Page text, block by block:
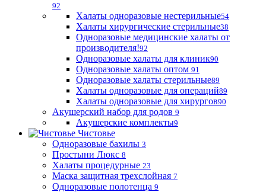
92
Халаты одноразовые нестерильные54
Халаты хирургические стерильные38
Одноразовые медицинские халаты от
производителя!92
Одноразовые халаты для клиник90
Одноразовые халаты оптом 91
Одноразовые халаты стерильные89
Халаты одноразовые для операций89
Халаты одноразовые для хирургов90
Акушерский набор для родов 9
Акушерские комплекты9
Чистовье
Одноразовые бахилы 3
Простыни Люкс 8
Халаты процедурные 23
Маска защитная трехслойная 7
Одноразовые полотенца 9